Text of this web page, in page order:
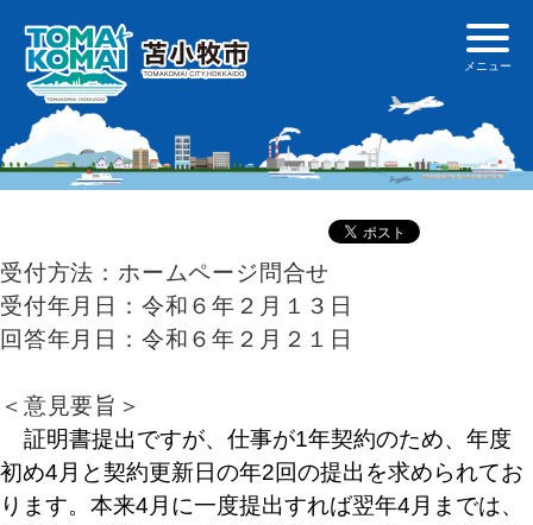
受付方法：ホームページ問合せ
受付年月日：令和６年２月１３日
回答年月日：令和６年２月２１日
＜意見要旨＞
証明書提出ですが、仕事が1年契約のため、年度
初め4月と契約更新日の年2回の提出を求められてお
ります。本来4月に一度提出すれば翌年4月までは、